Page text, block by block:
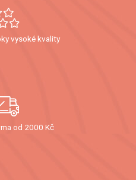
vysoké kvality
od 2000 Kč